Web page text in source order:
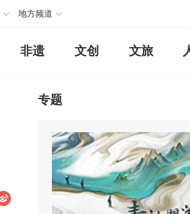
地方频道
非遗 文创 文旅
专题